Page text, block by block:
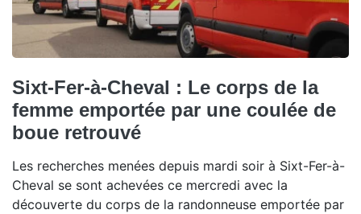
Sixt-Fer-à-Cheval : Le corps de la
femme emportée par une coulée de
boue retrouvé
Les recherches menées depuis mardi soir à Sixt-Fer-à-
Cheval se sont achevées ce mercredi avec la
découverte du corps de la randonneuse emportée par